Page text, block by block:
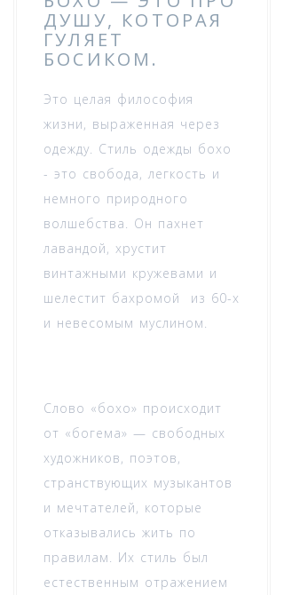
ДУШУ, КОТОРАЯ
ГУЛЯЕТ
БОСИКОМ.
Это целая философия
жизни, выраженная через
одежду. Стиль одежды бохо
- это свобода, легкость и
немного природного
волшебства. Он пахнет
лавандой, хрустит
винтажными кружевами и
шелестит бахромой из 60-х
и невесомым муслином.
Слово «бохо» происходит
от «богема» — свободных
художников, поэтов,
странствующих музыкантов
и мечтателей, которые
отказывались жить по
правилам. Их стиль был
естественным отражением